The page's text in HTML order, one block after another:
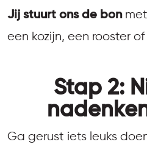
Jij stuurt ons de bonmet
een kozijn, een rooster
Stap 2:
Ga gerust iets leuks